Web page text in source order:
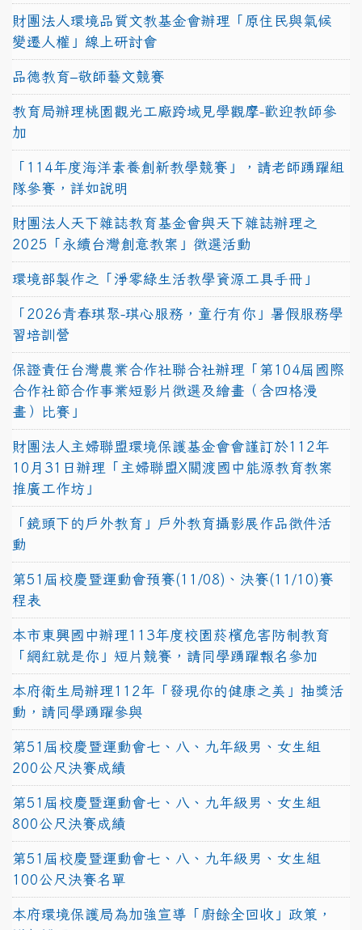
財團法人環境品質文教基金會辦理「原住民與氣候
變遷人權」線上研討會
品德教育–敬師藝文競賽
教育局辦理桃園觀光工廠跨域見學觀摩-歡迎教師參
加
「114年度海洋素養創新教學競賽」，請老師踴躍組
隊參賽，詳如說明
財團法人天下雜誌教育基金會與天下雜誌辦理之
2025「永續台灣創意教案」徵選活動
環境部製作之「淨零綠生活教學資源工具手冊」
「2026青春琪聚-琪心服務，童行有你」暑假服務學
習培訓營
保證責任台灣農業合作社聯合社辦理「第104屆國際
合作社節合作事業短影片徵選及繪畫（含四格漫
畫）比賽」
財團法人主婦聯盟環境保護基金會會謹訂於112年
10月31日辦理「主婦聯盟X關渡國中能源教育教案
推廣工作坊」
「鏡頭下的戶外教育」戶外教育攝影展作品徵件活
動
第51屆校慶暨運動會預賽(11/08)、決賽(11/10)賽
程表
本市東興國中辦理113年度校園菸檳危害防制教育
「網紅就是你」短片競賽，請同學踴躍報名參加
本府衛生局辦理112年「發現你的健康之美」抽獎活
動，請同學踴躍參與
第51屆校慶暨運動會七、八、九年級男、女生組
200公尺決賽成績
第51屆校慶暨運動會七、八、九年級男、女生組
800公尺決賽成績
第51屆校慶暨運動會七、八、九年級男、女生組
100公尺決賽名單
本府環境保護局為加強宣導「廚餘全回收」政策，